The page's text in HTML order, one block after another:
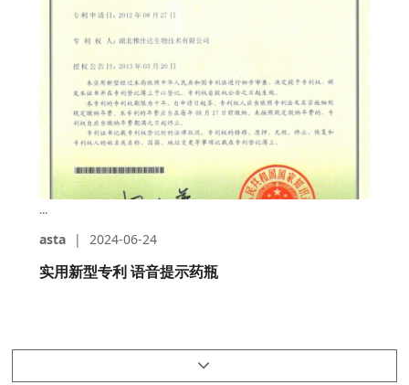
...
asta | 2024-06-24
实用新型专利 语音提示药瓶